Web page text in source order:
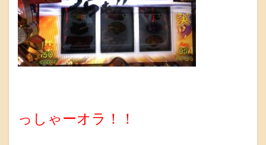
っしゃーオラ！！